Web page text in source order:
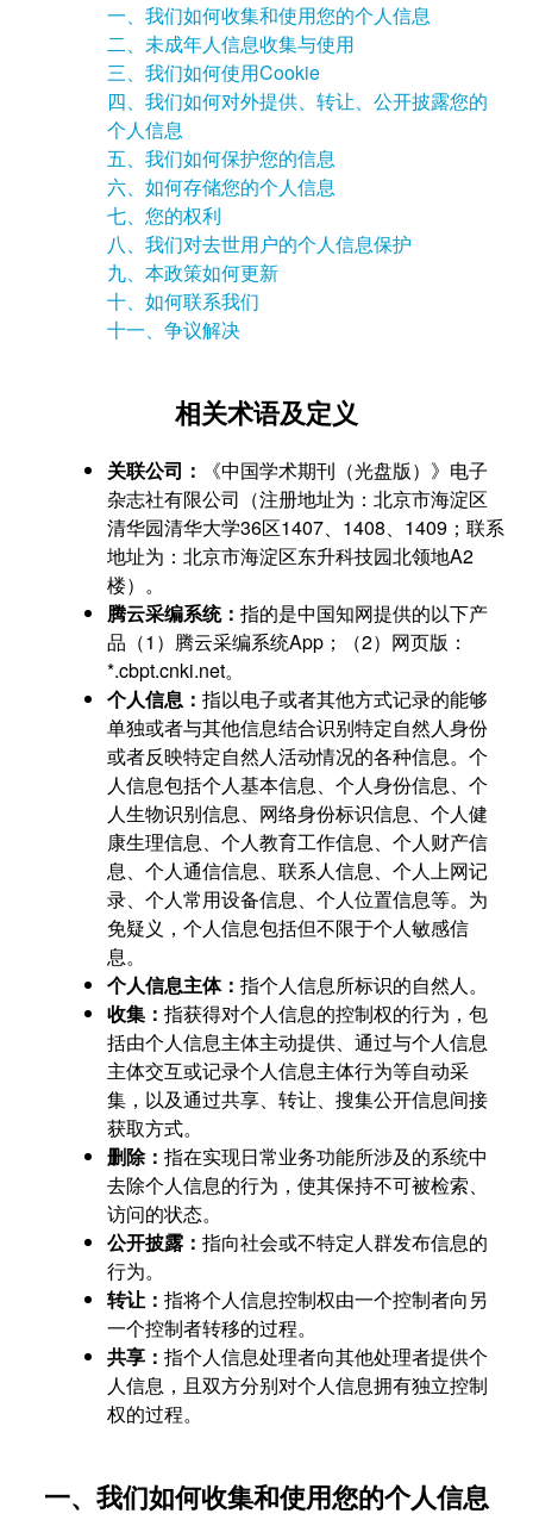
一、我们如何收集和使用您的个人信息
二、未成年人信息收集与使用
三、我们如何使用Cookie
四、我们如何对外提供、转让、公开披露您的
个人信息
五、我们如何保护您的信息
六、如何存储您的个人信息
七、您的权利
八、我们对去世用户的个人信息保护
九、本政策如何更新
十、如何联系我们
十一、争议解决
相关术语及定义
关联公司：
《中国学术期刊（光盘版）》电子
杂志社有限公司（注册地址为：北京市海淀区
清华园清华大学36区1407、1408、1409；联系
地址为：北京市海淀区东升科技园北领地A2
楼）。
腾云采编系统：指的是中国知网提供的以下产
品（1）腾云采编系统App；（2）网页版：
*.cbpt.cnki.net。
个人信息：指以电子或者其他方式记录的能够
单独或者与其他信息结合识别特定自然人身份
或者反映特定自然人活动情况的各种信息。个
人信息包括个人基本信息、个人身份信息、个
人生物识别信息、网络身份标识信息、个人健
康生理信息、个人教育工作信息、个人财产信
息、个人通信信息、联系人信息、个人上网记
录、个人常用设备信息、个人位置信息等。为
免疑义，个人信息包括但不限于个人敏感信
息。
个人信息主体：指个人信息所标识的自然人。
收集：指获得对个人信息的控制权的行为，包
括由个人信息主体主动提供、通过与个人信息
主体交互或记录个人信息主体行为等自动采
集，以及通过共享、转让、搜集公开信息间接
获取方式。
删除：指在实现日常业务功能所涉及的系统中
去除个人信息的行为，使其保持不可被检索、
访问的状态。
公开披露：指向社会或不特定人群发布信息的
行为。
转让：指将个人信息控制权由一个控制者向另
一个控制者转移的过程。
共享：指个人信息处理者向其他处理者提供个
人信息，且双方分别对个人信息拥有独立控制
权的过程。
一、我们如何收集和使用您的个人信息